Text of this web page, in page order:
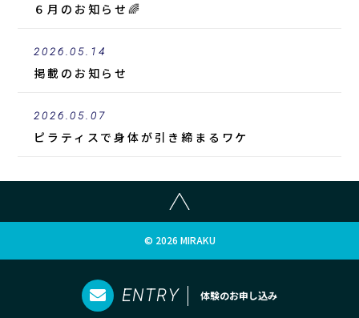
ENTRY 体験のお申し込み
６月のお知らせ🌈
2026.05.14
掲載 のお知らせ
2026.05.07
ピラティスで身体が引き締まるワケ
© 2026 MIRAKU